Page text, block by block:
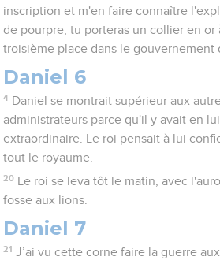
inscription et m'en faire connaître
de pourpre, tu porteras un collier en or
troisième place dans le gouvernement
Daniel 6
4 Daniel se montrait supérieur aux
administrateurs parce qu'il y avait en
extraordinaire. Le roi pensait à lui
tout le royaume.
20
Le roi se leva tôt le matin, avec
fosse aux lions.
Daniel 7
21 J’ai vu cette corne faire la guerre